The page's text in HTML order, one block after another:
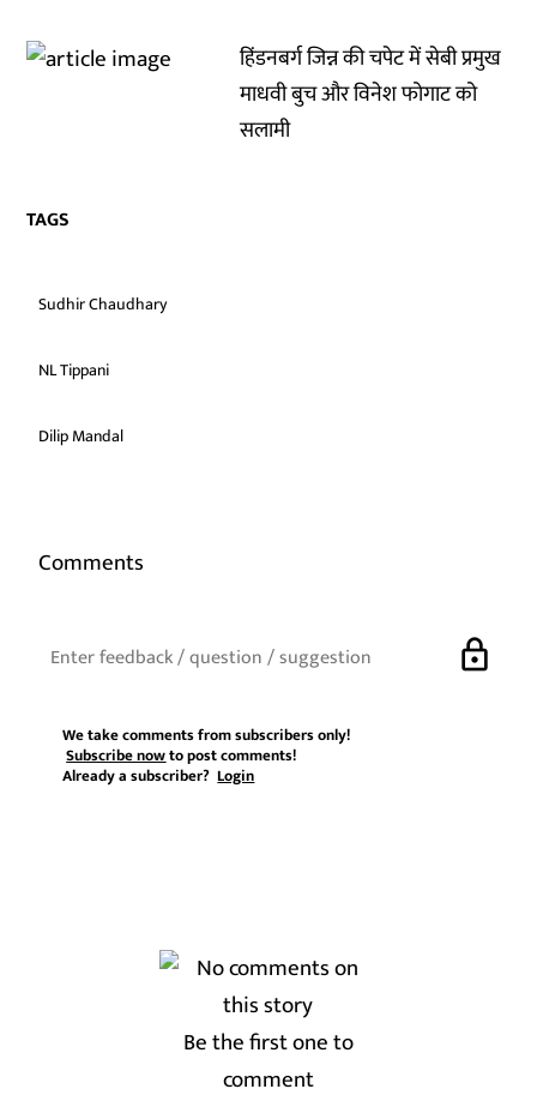
हिंडनबर्ग जिन्न की चपेट में सेबी प्रमुख
माधवी बुच और विनेश फोगाट को
सलामी
TAGS
Sudhir Chaudhary
NL Tippani
Dilip Mandal
Comments
lock
We take comments from subscribers only!
Subscribe nowto post comments!
Already a subscriber?Login
Be the first one to
comment